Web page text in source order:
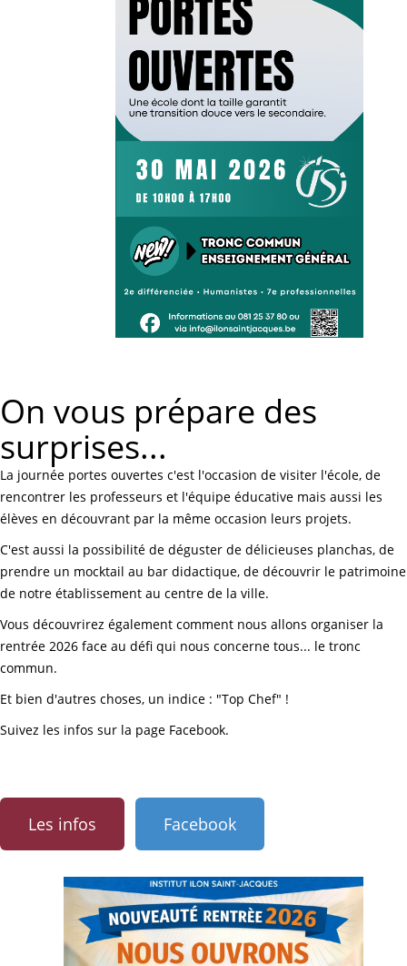
On vous prépare des
surprises...
La journée portes ouvertes c'est l'occasion de visiter l'école, de
rencontrer les professeurs et l'équipe éducative mais aussi les
élèves en découvrant par la même occasion leurs projets.
C'est aussi la possibilité de déguster de délicieuses planchas, de
prendre un mocktail au bar didactique, de découvrir le patrimoine
de notre établissement au centre de la ville.
Vous découvrirez également comment nous allons organiser la
rentrée 2026 face au défi qui nous concerne tous... le tronc
commun.
Et bien d'autres choses, un indice : "Top Chef" !
Suivez les infos sur la page Facebook.
Les infos Facebook